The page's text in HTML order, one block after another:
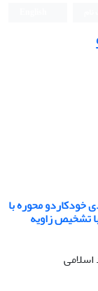
محوره با
تشخیص زاویه
اسلامی